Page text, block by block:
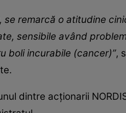
se remarcă o atitudine
sensibile având
boli incurabile (cancer)”,
dintre acționarii